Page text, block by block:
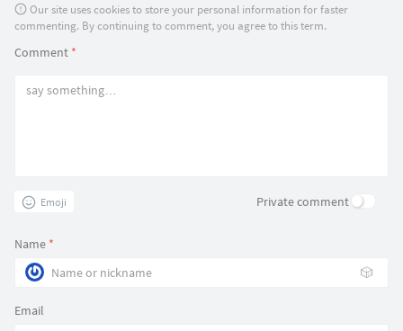
Our site uses cookies to store your personal information for faster
commenting. By continuing to comment, you agree to this term.
Comment *
Emoji Private comment
Name *
🎲
Email